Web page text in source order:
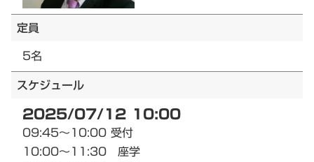
定員
5名
スケジュール
2025/07/12 10:00
09:45～10:00 受付
10:00～11:30 座学